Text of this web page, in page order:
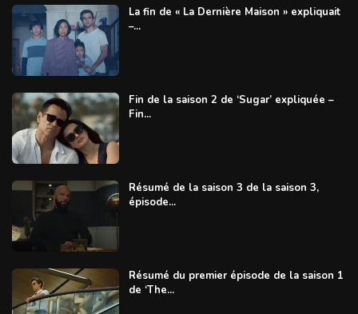
La fin de « La Dernière Maison » expliquait
–...
Fin de la saison 2 de ‘Sugar’ expliquée –
Fin...
Résumé de la saison 3 de la saison 3,
épisode...
Résumé du premier épisode de la saison 1
de ‘The...